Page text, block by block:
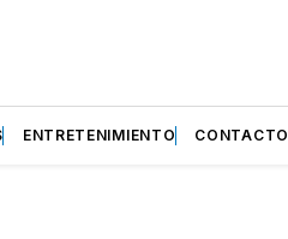
ENTRETENIMIENTO CONTACTO